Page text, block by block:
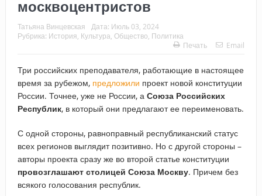
москвоцентристов
Татьяна Винцевская Дата: Июль 03, 2024
Рубрика: История Культура Общество Политика
Печать
Email
Три российских преподавателя, работающие в настоящее
время за рубежом, предложили проект новой конституции
России. Точнее, уже не России, а Союза Российских
Республик, в который они предлагают ее переименовать.
С одной стороны, равноправный республиканский статус
всех регионов выглядит позитивно. Но с другой стороны –
авторы проекта сразу же во второй статье конституции
провозглашают столицей Союза Москву. Причем без
всякого голосования республик.